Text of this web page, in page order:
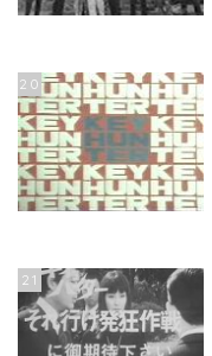
20
21